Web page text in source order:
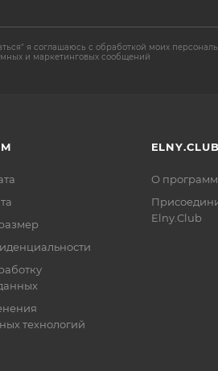
я соглашаюсь с обработкой моих
и маркетинговых сообщений
технологий
ELNY.CLUB
О
Elny.Club